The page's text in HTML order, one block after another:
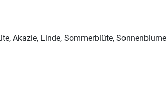
Akazie, Linde, Sommerblüte, Sonnenblume